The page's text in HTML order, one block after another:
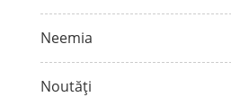
Neemia
Noutăți